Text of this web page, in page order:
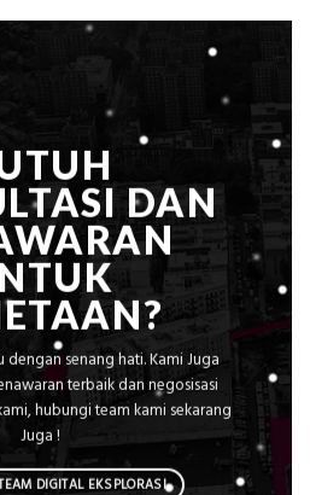
DAN
senang hati. Kami Juga
terbaik dan negosisasi
hubungi team kami sekarang
Juga !
DIGITAL EKSPLORASI